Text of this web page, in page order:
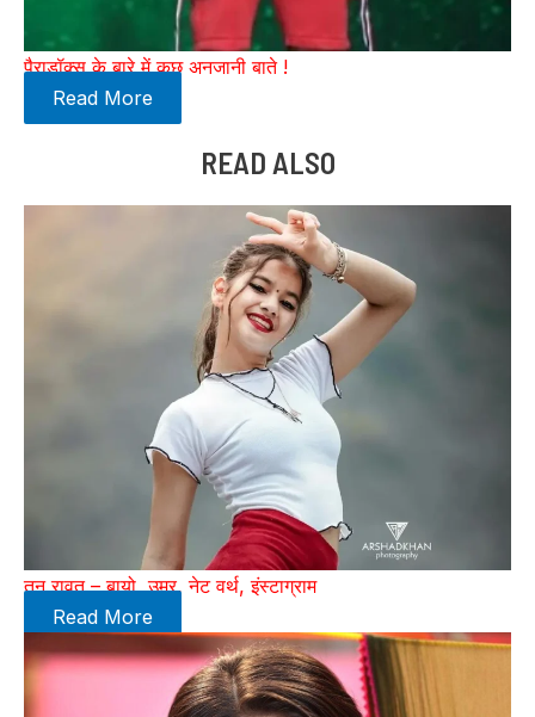
पैराडॉक्स के बारे में कुछ अनजानी बाते !
Read More
READ ALSO
तनु रावत – बायो, उम्र, नेट वर्थ, इंस्टाग्राम
Read More